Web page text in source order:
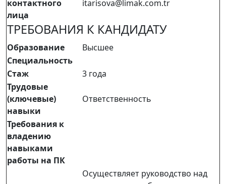
контактного
лица
itarisova@limak.com.tr
ТРЕБОВАНИЯ К КАНДИДАТУ
Образование
Высшее
Специальность
Стаж
3 года
Трудовые
(ключевые)
навыки
Ответственность
Требования к
владению
навыками
работы на ПК
Осуществляет руководство над